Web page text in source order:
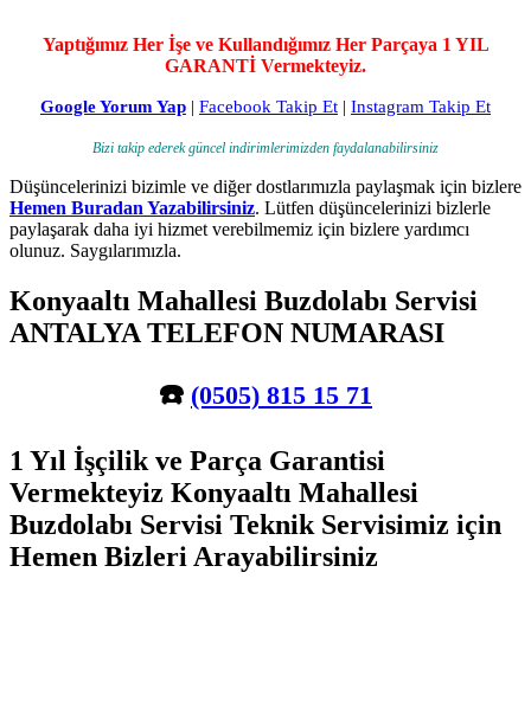
Yaptığımız Her İşe ve Kullandığımız Her Parçaya 1 YIL
GARANTİ Vermekteyiz.
Google Yorum Yap | Facebook Takip Et | Instagram Takip Et
Bizi takip ederek güncel indirimlerimizden faydalanabilirsiniz
Düşüncelerinizi bizimle ve diğer dostlarımızla paylaşmak için bizlere
Hemen Buradan Yazabilirsiniz. Lütfen düşüncelerinizi bizlerle
paylaşarak daha iyi hizmet verebilmemiz için bizlere yardımcı
olunuz. Saygılarımızla.
Konyaaltı Mahallesi Buzdolabı Servisi
ANTALYA TELEFON NUMARASI
☎️ (0505) 815 15 71
1 Yıl İşçilik ve Parça Garantisi
Vermekteyiz Konyaaltı Mahallesi
Buzdolabı Servisi Teknik Servisimiz için
Hemen Bizleri Arayabilirsiniz